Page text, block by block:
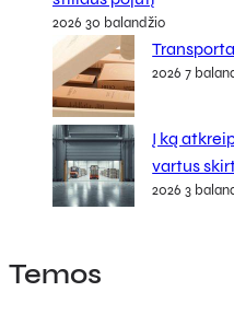
2026 30 balandžio
2026 7
Į ką
vartus
2026 3
Temos